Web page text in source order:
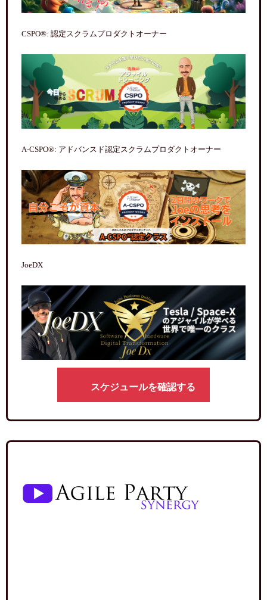
CSPO®: 認定スクラムプロダクトオーナー
A-CSPO®: アドバンスド認定スクラムプロダクトオーナー
JoeDX
スケジュールを確認する